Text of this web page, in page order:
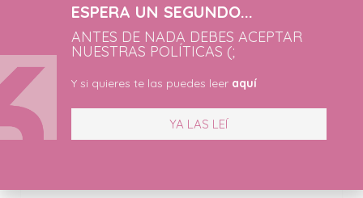
ESPERA UN SEGUNDO...
ANTES DE NADA DEBES ACEPTAR
NUESTRAS POLÍTICAS (;
Y si quieres te las puedes leer aquí
YA LAS LEÍ